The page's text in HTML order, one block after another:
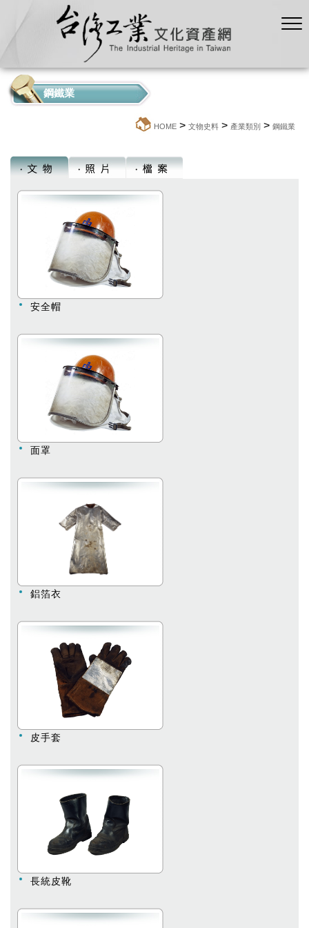
鋼鐵業
HOME > 文物史料 > 產業類別 > 鋼鐵業
安全帽
面罩
鋁箔衣
皮手套
長統皮靴